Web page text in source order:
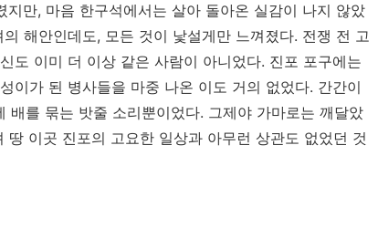
만, 마음 한구석에서는 살아 돌아온 실감이 나지 않았
해안인데도, 모든 것이 낯설게만 느껴졌다. 전쟁 전 고
도 이미 더 이상 같은 사람이 아니었다. 진포 포구에는
이가 된 병사들을 마중 나온 이도 거의 없었다. 간간이
배를 묶는 밧줄 소리뿐이었다. 그제야 가마로는 깨달았
이곳 진포의 고요한 일상과 아무런 상관도 없었던 것